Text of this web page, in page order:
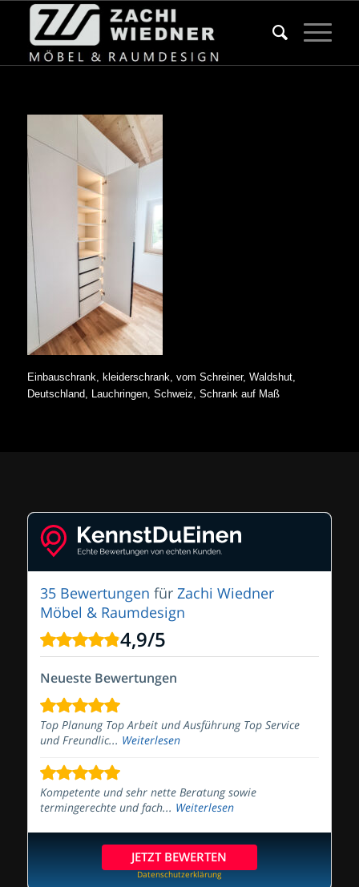
Einbauschrank, kleiderschrank, vom Schreiner, Waldshut,
Deutschland, Lauchringen, Schweiz, Schrank auf Maß
35 Bewertungen für Zachi Wiedner
Möbel & Raumdesign
4,9/5
Neueste Bewertungen
Top Planung Top Arbeit und Ausführung Top Service
und Freundlic... Weiterlesen
Kompetente und sehr nette Beratung sowie
termingerechte und fach... Weiterlesen
JETZT BEWERTEN
Datenschutzerklärung